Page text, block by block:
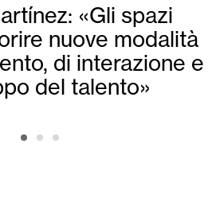
«Gli spazi
nuove modalità
di interazione e
del talento»